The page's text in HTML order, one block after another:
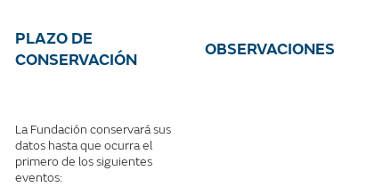
PLAZO DE
CONSERVACIÓN
OBSERVACIONES
La Fundación conservará sus
datos hasta que ocurra el
primero de los siguientes
eventos: